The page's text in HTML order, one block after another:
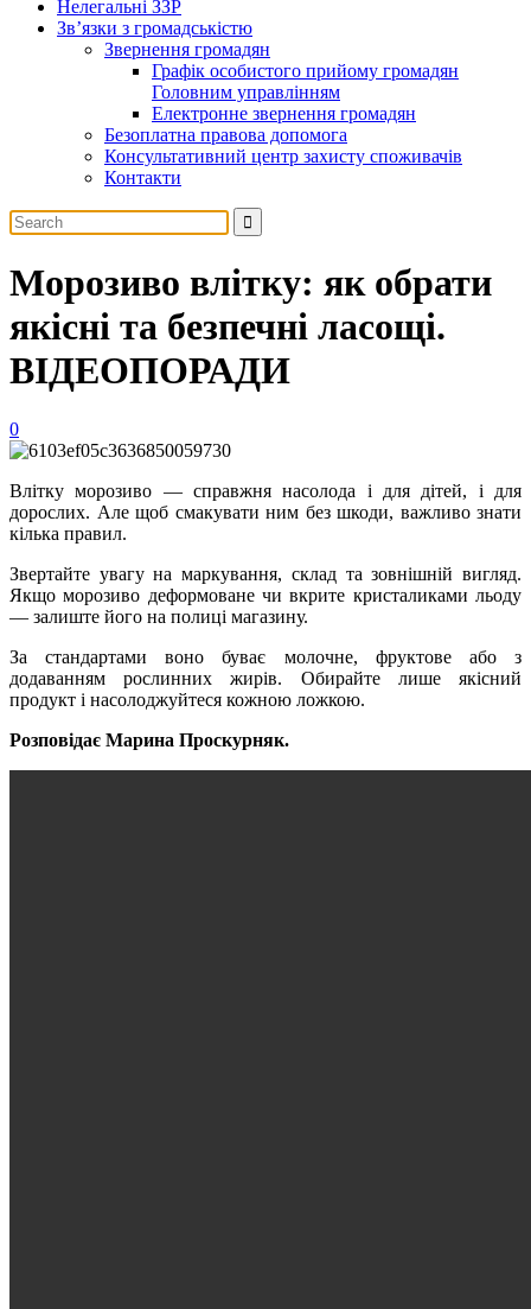
Нелегальні ЗЗР
Зв’язки з громадськістю
Звернення громадян
Графік особистого прийому громадян
Головним управлінням
Електронне звернення громадян
Безоплатна правова допомога
Консультативний центр захисту споживачів
Контакти
Морозиво влітку: як обрати
якісні та безпечні ласощі.
ВІДЕОПОРАДИ
0
Влітку морозиво — справжня насолода і для дітей, і для
дорослих. Але щоб смакувати ним без шкоди, важливо знати
кілька правил.
Звертайте увагу на маркування, склад та зовнішній вигляд.
Якщо морозиво деформоване чи вкрите кристаликами льоду
— залиште його на полиці магазину.
За стандартами воно буває молочне, фруктове або з
додаванням рослинних жирів. Обирайте лише якісний
продукт і насолоджуйтеся кожною ложкою.
Розповідає Марина Проскурняк.